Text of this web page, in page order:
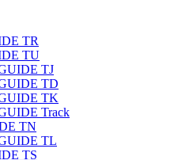
TR
TU
TJ
TD
TK
Track
TN
TL
TS